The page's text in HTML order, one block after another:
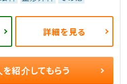
詳細を見る
を紹介してもらう